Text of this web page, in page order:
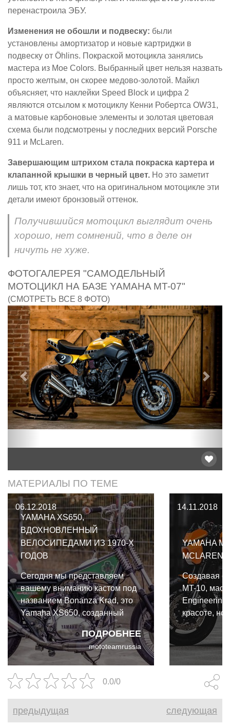
перенастроила ЭБУ.
Изменения не обошли и подвеску: были
установлены амортизатор и новые картриджи в
подвеску от Öhlins. Покраской мотоцикла занялись
мастера из Moe Colors. Выбранный цвет нельзя назвать
просто желтым, он скорее медово-золотой. Майкл
объясняет, что наклейки Speed Block и цифра 2
являются отсылом к мотоциклу Кенни Робертса OW31,
а матовые карбоновые элементы и золотая цветовая
схема были подсмотрены у последних версий Porsche
911 и McLaren.
Завершающим штрихом стала покраска картера и
клапанной крышки в черный цвет. Но это заметит
лишь тот, кто знает, что на оригинальном мотоцикле эти
детали имеют бронзовый оттенок.
Получившийся мотоцикл выглядит очень
хорошо, нет сомнений, что в деле он
ничуть не хуже.
ФОТОГАЛЕРЕЯ "САМОДЕЛЬНЫЙ
МОТОЦИКЛ НА БАЗЕ YAMAHA MT-07"
(СМОТРЕТЬ ВСЕ 8 ФОТО)
Предыдущий
МАТЕРИАЛЫ ПО ТЕМЕ
06.12.2018
YAMAHA XS650,
ВДОХНОВЛЕННЫЙ
ВЕЛОСИПЕДАМИ ИЗ 1970-Х
ГОДОВ
ПОДРОБНЕЕ
Сегодня мы представляем
вашему вниманию кастом под
названием Bonanza Krad, это
Yamaha XS650, созданный
руками и умами немецкой
Benders Company и
вдохновленный детскимmototeamrussia
14.11.2018
YAMAHA
MCLAREN
Создавая
MT-10,
Engineering
красоте, но
Надо
большое
—это
0.0/0
предыдущая следующая